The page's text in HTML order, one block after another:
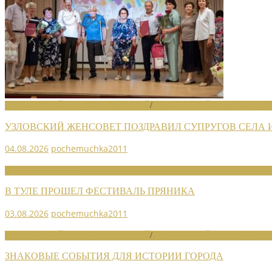
/
УЗЛОВСКИЙ ЖЕНСОВЕТ ПОЗДРАВИЛ СУПРУГОВ СЕЛА
04.08.2026 pochemuchka2011
В ТУЛЕ ПРОШЕЛ ФЕСТИВАЛЬ ПРЯНИКА
03.08.2026 pochemuchka2011
/
ЗНАКОВЫЕ СОБЫТИЯ ДЛЯ ИСТОРИИ ГОРОДА